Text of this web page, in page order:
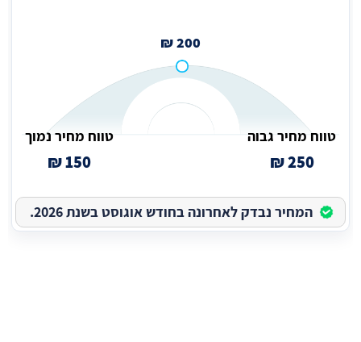
200 ₪
טווח מחיר גבוה
250 ₪
טווח מחיר נמוך
150 ₪
המחיר נבדק לאחרונה בחודש אוגוסט בשנת 2026.